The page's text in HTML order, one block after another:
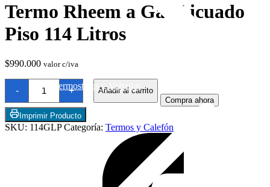
Termostatos y Valvulas
Termo Rheem a Gas Licuado
Piso 114 Litros
$990.000 valor c/iva
-
Termo
Rheem
a
Gas
Licuado
Piso
+
Añadir al carrito
Compra ahora
Imprimir Producto
SKU: 114GLP Categoría: Termos y Calefón